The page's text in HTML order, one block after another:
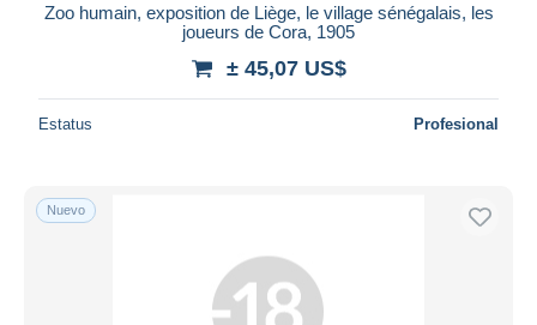
Zoo humain, exposition de Liège, le village sénégalais, les
joueurs de Cora, 1905
± 45,07 US$
Estatus Profesional
Nuevo